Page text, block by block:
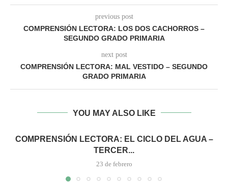
previous post
COMPRENSIÓN LECTORA: LOS DOS CACHORROS –
SEGUNDO GRADO PRIMARIA
next post
COMPRENSIÓN LECTORA: MAL VESTIDO – SEGUNDO
GRADO PRIMARIA
YOU MAY ALSO LIKE
COMPRENSIÓN LECTORA: EL CICLO DEL AGUA –
TERCER...
23 de febrero